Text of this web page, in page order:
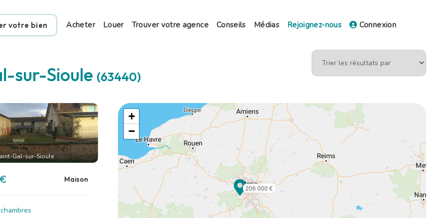
votre bien Acheter Louer Trouver votre agence Conseils Médias Rejoignez-nous Connexion
sur-Sioule (63440)
Gal-sur-Sioule
Maison
206 000 €
+
−